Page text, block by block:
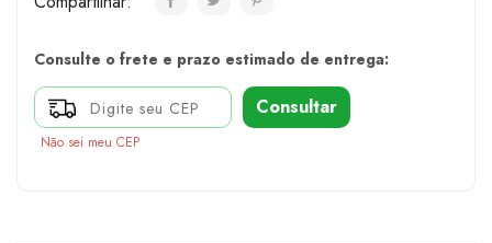
Consulte o frete e prazo estimado de entrega:
Consultar
Não sei meu CEP